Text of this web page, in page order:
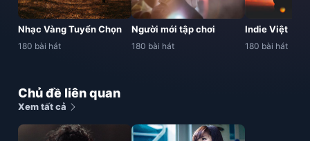
Nhạc Vàng Tuyển Chọn
180 bài hát
Người mới tập chơi
180 bài hát
Indie Việt
180 bài hát
Chủ đề liên quan
Xem tất cả